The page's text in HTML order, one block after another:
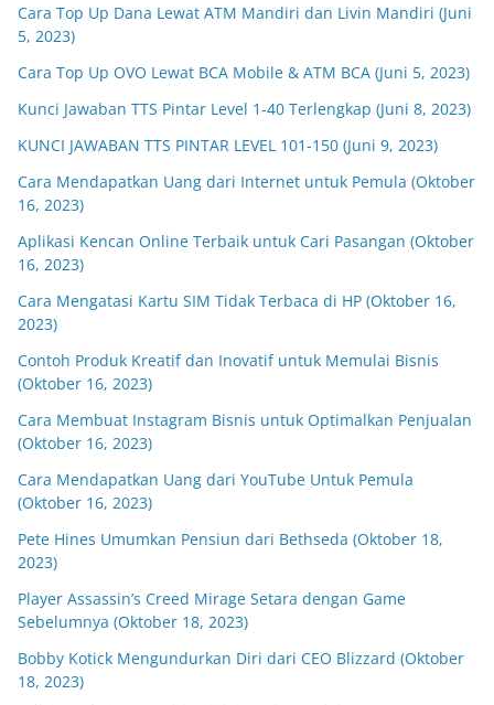
Cara Top Up Dana Lewat ATM Mandiri dan Livin Mandiri (Juni
5, 2023)
Cara Top Up OVO Lewat BCA Mobile & ATM BCA (Juni 5, 2023)
Kunci Jawaban TTS Pintar Level 1-40 Terlengkap (Juni 8, 2023)
KUNCI JAWABAN TTS PINTAR LEVEL 101-150 (Juni 9, 2023)
Cara Mendapatkan Uang dari Internet untuk Pemula (Oktober
16, 2023)
Aplikasi Kencan Online Terbaik untuk Cari Pasangan (Oktober
16, 2023)
Cara Mengatasi Kartu SIM Tidak Terbaca di HP (Oktober 16,
2023)
Contoh Produk Kreatif dan Inovatif untuk Memulai Bisnis
(Oktober 16, 2023)
Cara Membuat Instagram Bisnis untuk Optimalkan Penjualan
(Oktober 16, 2023)
Cara Mendapatkan Uang dari YouTube Untuk Pemula
(Oktober 16, 2023)
Pete Hines Umumkan Pensiun dari Bethseda (Oktober 18,
2023)
Player Assassin’s Creed Mirage Setara dengan Game
Sebelumnya (Oktober 18, 2023)
Bobby Kotick Mengundurkan Diri dari CEO Blizzard (Oktober
18, 2023)